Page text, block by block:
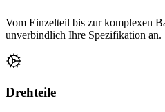
Vom Einzelteil bis zur komplexen
unverbindlich Ihre Spezifikation an.
Drehteile